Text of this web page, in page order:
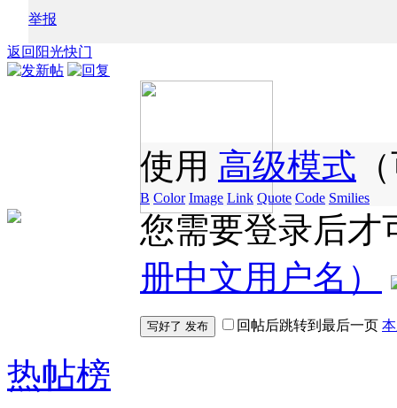
举报
返回阳光快门
使用 高级模式
B Color Image Link Quote Code Smilies
您需要登录后
册中文用户名）
回帖后跳转到最后一页
热帖榜